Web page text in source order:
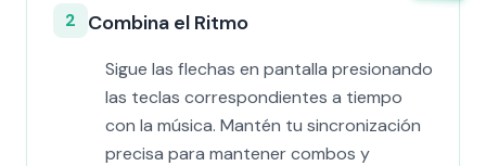
2 Combina el Ritmo
Sigue las flechas en pantalla presionando
las teclas correspondientes a tiempo
con la música. Mantén tu sincronización
precisa para mantener combos y